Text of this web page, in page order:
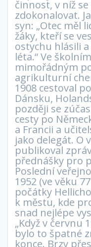
činnost, v níž
zdokonalovat.
syn: „Otec měl
žáky, kteří se
ostychu hlásili
léta.“ Ve
mimořádným
agrikulturní
1908 cestoval
Dánsku,
později se
cesty po
a Francii a
jako delegát. O
publikoval
přednášky pro
Poslední
1952 (ve věku
počátky
k městu, kde
snad nejlépe
„Když v červnu
bylo to špatné
konce. Brzy